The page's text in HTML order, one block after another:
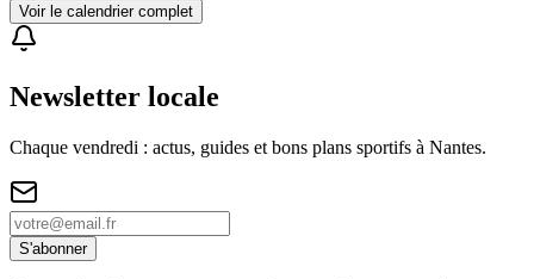
Voir le calendrier complet
Newsletter locale
Chaque vendredi : actus, guides et bons plans sportifs à Nantes.
S'abonner